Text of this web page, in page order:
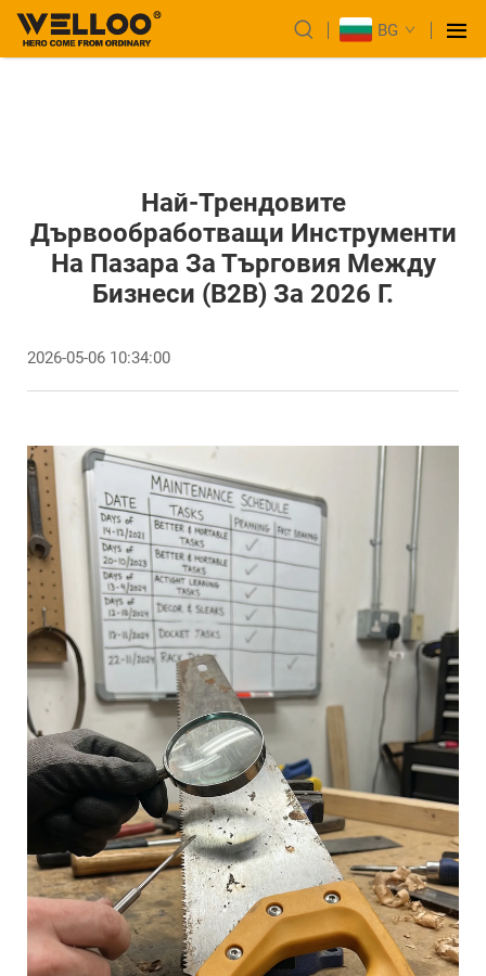
BG
Най-Трендовите
Дървообработващи Инструменти
На Пазара За Търговия Между
Бизнеси (B2B) За 2026 Г.
2026-05-06 10:34:00